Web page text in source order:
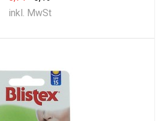
inkl. MwSt